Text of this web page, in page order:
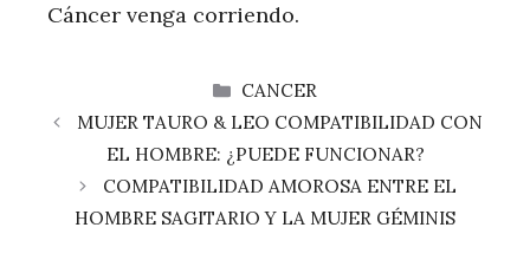
Cáncer venga corriendo.
CATEGORÍAS
CANCER
MUJER TAURO & LEO COMPATIBILIDAD CON
EL HOMBRE: ¿PUEDE FUNCIONAR?
COMPATIBILIDAD AMOROSA ENTRE EL
HOMBRE SAGITARIO Y LA MUJER GÉMINIS